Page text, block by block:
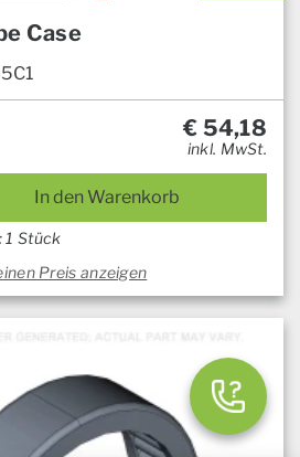
Case
€ 54,18
inkl. MwSt.
In den Warenkorb
1 Stück
Preis anzeigen